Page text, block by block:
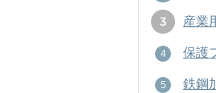
産業
保護
鉄鋼